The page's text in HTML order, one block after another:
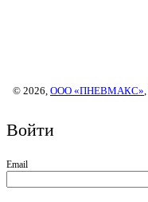
© 2026, ООО «ПНЕВМАКС»
Войти
Email